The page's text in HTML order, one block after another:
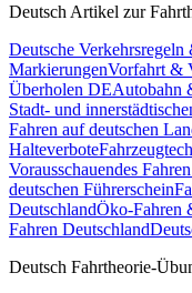
Deutsch Artikel zur
Deutsche Verkehrsregeln
MarkierungenVorfahrt &
Überholen DEAutobahn
Stadt- und
Fahren auf deutschen
Halteverbote
Vorausschauendes
deutschen Führerschein
DeutschlandÖko-Fahren
Fahren Deutschland
Deutsch Fahrtheorie-